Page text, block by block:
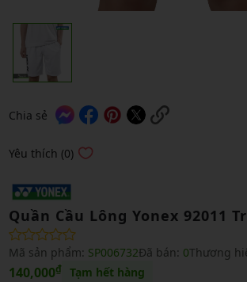
Chia sẻ
Yêu thích (0)
Quần Cầu Lông Yonex 92011
Mã sản phẩm: SP006732Đã bán: 0Thương
140,000₫ Tạm hết hàng